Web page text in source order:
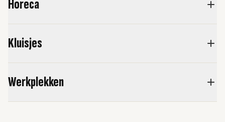
Horeca
Kluisjes
Werkplekken